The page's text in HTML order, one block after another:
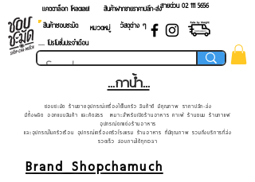
แคตตาล็อก โหลดเลย! สายด่วน 02 ​111 5656
สินค้าฝากขายราคาปลีก-ส่ง
สินค้าชอบชะมัด
หมวดหมู่
วัสดุต่าง ๆ
.... โปรโมชั่นประจำเดือน
...กาน้ำ...
ชอบชะมัด ร้านขายอุปกรณ์เครื่องใช้ในครัว สินค้าดี มีคุณภาพ ราคาปลีก-ส่ง
มีทั้งผลิต ออกแบบสินค้า และคัดสรร เหมาะสำหรับเปิดร้านอาหาร คาเฟ่ ร้านขนม ร้านกาแฟ
อุปกรณ์ตกแต่งร้านอาหาร
และอุปกรณ์ในครัวเรือน อุปกรณ์เครื่องครัวโรงแรม ร้านอาหาร ที่มีคุณภาพ รวมถึงบริการที่ส่ง
รวดเร็ว สอบถามได้ทุกเวลา
Brand Shopchamuch